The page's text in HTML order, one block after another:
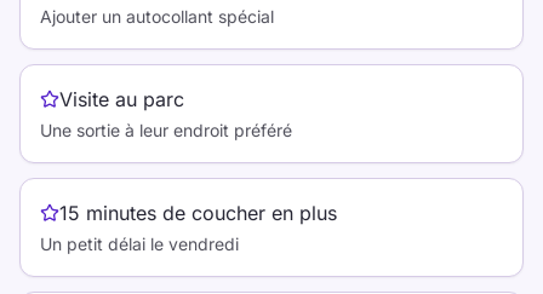
Ajouter un autocollant spécial
Visite au parc
Une sortie à leur endroit préféré
15 minutes de coucher en plus
Un petit délai le vendredi